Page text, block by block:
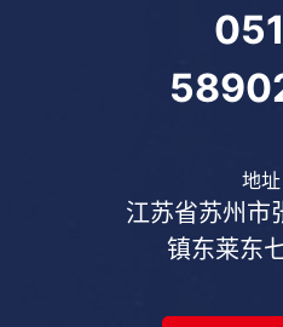
地址
江苏省苏州市
镇东莱东